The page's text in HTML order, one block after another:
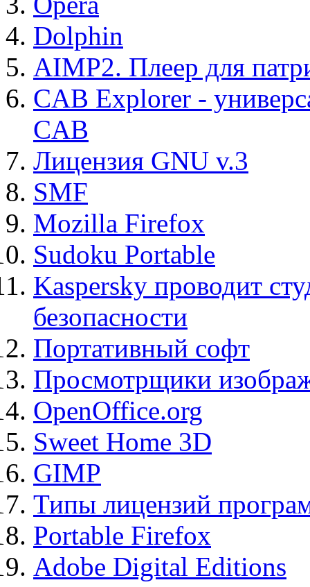
Dolphin
AIMP2. Плеер для
CAB Explorer -
CAB
Лицензия GNU v.3
SMF
Mozilla Firefox
Sudoku Portable
Kaspersky проводит
безопасности
Портативный софт
Просмотрщики
OpenOffice.org
Sweet Home 3D
GIMP
Типы лицензий
Portable Firefox
Adobe Digital Editions